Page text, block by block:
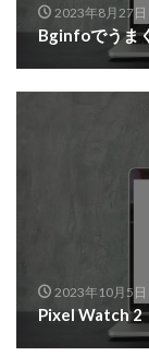
2023年8月27日
Bginfoでうま
2023年10月5日
Pixel Watch 2